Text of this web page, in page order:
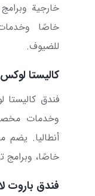
خارجية
خاصًا
للضيوف.
كاليستا
فندق
وخدمات
أنطاليا. يضم
خاصًا، وبرامج
فندق باروت